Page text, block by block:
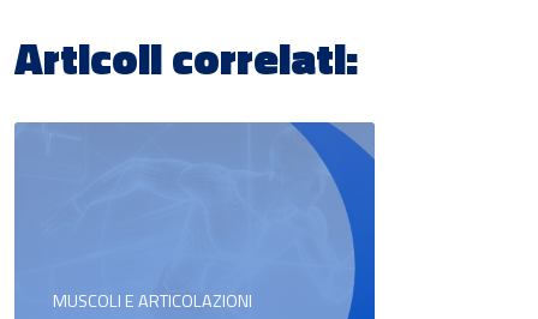
Articoli correlati:
MUSCOLI E ARTICOLAZIONI